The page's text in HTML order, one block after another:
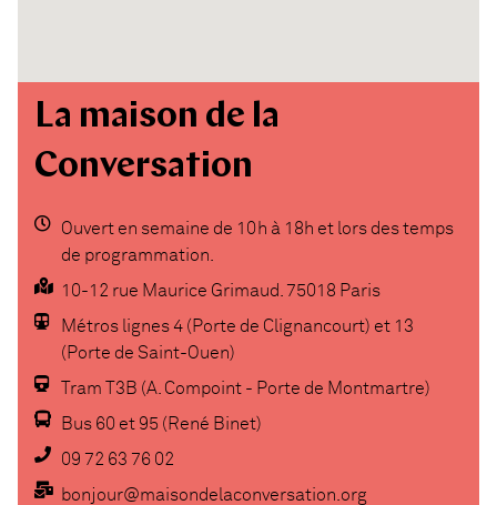
La maison de la
Conversation
Ouvert en semaine de 10h à 18h et lors des temps
de programmation.
10-12 rue Maurice Grimaud. 75018 Paris
Métros lignes 4 (Porte de Clignancourt) et 13
(Porte de Saint-Ouen)
Tram T3B (A. Compoint - Porte de Montmartre)
Bus 60 et 95 (René Binet)
09 72 63 76 02
bonjour@maisondelaconversation.org